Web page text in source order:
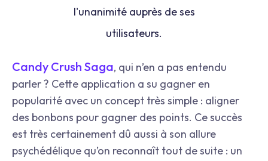
l'unanimité auprès de ses
utilisateurs.
Candy Crush Saga, qui n’en a pas entendu
parler ? Cette application a su gagner en
popularité avec un concept très simple : aligner
des bonbons pour gagner des points. Ce succès
est très certainement dû aussi à son allure
psychédélique qu’on reconnaît tout de suite : un